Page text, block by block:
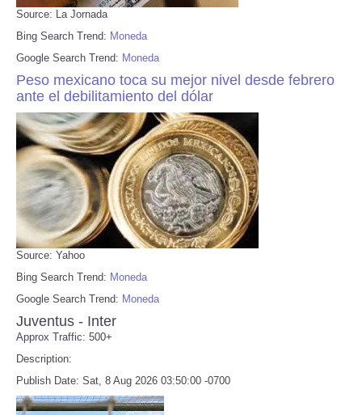
Source: La Jornada
Bing Search Trend: Moneda
Google Search Trend: Moneda
Peso mexicano toca su mejor nivel desde febrero
ante el debilitamiento del dólar
Source: Yahoo
Bing Search Trend: Moneda
Google Search Trend: Moneda
Juventus - Inter
Approx Traffic: 500+
Description:
Publish Date: Sat, 8 Aug 2026 03:50:00 -0700